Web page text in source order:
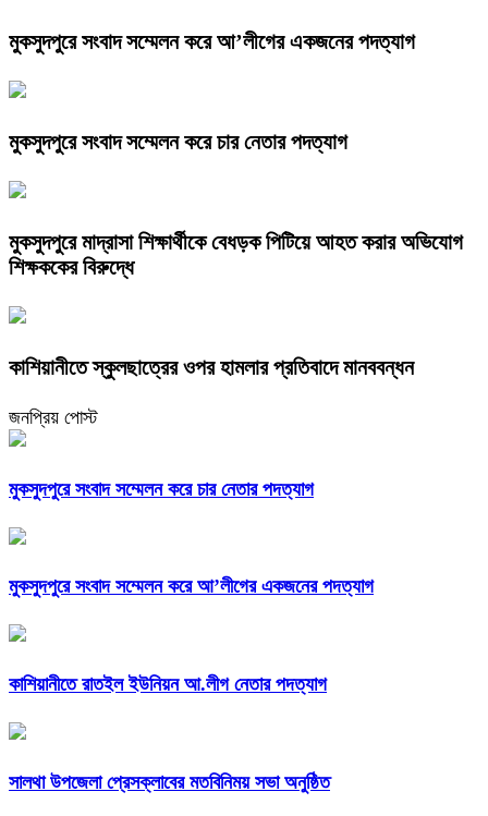
মুকসুদপুরে সংবাদ সম্মেলন করে আ’লীগের একজনের পদত্যাগ
মুকসুদপুরে সংবাদ সম্মেলন করে চার নেতার পদত্যাগ
মুকসুদপুরে মাদ্রাসা শিক্ষার্থীকে বেধড়ক পিটিয়ে আহত করার অভিযোগ
শিক্ষককের বিরুদ্ধে
কাশিয়ানীতে স্কুলছাত্রের ওপর হামলার প্রতিবাদে মানববন্ধন
জনপ্রিয় পোস্ট
মুকসুদপুরে সংবাদ সম্মেলন করে চার নেতার পদত্যাগ
মুকসুদপুরে সংবাদ সম্মেলন করে আ’লীগের একজনের পদত্যাগ
কাশিয়ানীতে রাতইল ইউনিয়ন আ.লীগ নেতার পদত্যাগ
সালথা উপজেলা প্রেসক্লাবের মতবিনিময় সভা অনুষ্ঠিত